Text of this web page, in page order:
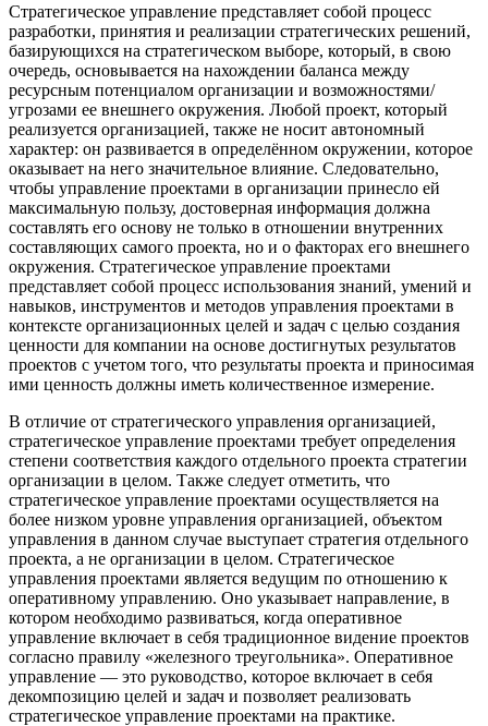
Стратегическое управление представляет собой процесс
разработки, принятия и реализации стратегических решений,
базирующихся на стратегическом выборе, который, в свою
очередь, основывается на нахождении баланса между
ресурсным потенциалом организации и возможностями/
угрозами ее внешнего окружения. Любой проект, который
реализуется организацией, также не носит автономный
характер: он развивается в определённом окружении, которое
оказывает на него значительное влияние. Следовательно,
чтобы управление проектами в организации принесло ей
максимальную пользу, достоверная информация должна
составлять его основу не только в отношении внутренних
составляющих самого проекта, но и о факторах его внешнего
окружения. Стратегическое управление проектами
представляет собой процесс использования знаний, умений и
навыков, инструментов и методов управления проектами в
контексте организационных целей и задач с целью создания
ценности для компании на основе достигнутых результатов
проектов с учетом того, что результаты проекта и приносимая
ими ценность должны иметь количественное измерение.
В отличие от стратегического управления организацией,
стратегическое управление проектами требует определения
степени соответствия каждого отдельного проекта стратегии
организации в целом. Также следует отметить, что
стратегическое управление проектами осуществляется на
более низком уровне управления организацией, объектом
управления в данном случае выступает стратегия отдельного
проекта, а не организации в целом. Стратегическое
управления проектами является ведущим по отношению к
оперативному управлению. Оно указывает направление, в
котором необходимо развиваться, когда оперативное
управление включает в себя традиционное видение проектов
согласно правилу «железного треугольника». Оперативное
управление — это руководство, которое включает в себя
декомпозицию целей и задач и позволяет реализовать
стратегическое управление проектами на практике.